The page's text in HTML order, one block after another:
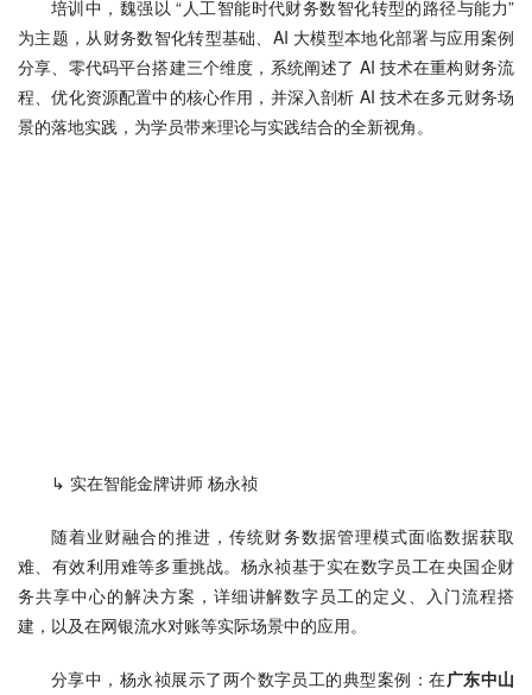
培训中，魏强以 “人工智能时代财务数智化转型的路径与能力”
为主题，从财务数智化转型基础、AI 大模型本地化部署与应用案例
分享、零代码平台搭建三个维度，系统阐述了 AI 技术在重构财务流
程、优化资源配置中的核心作用，并深入剖析 AI 技术在多元财务场
景的落地实践，为学员带来理论与实践结合的全新视角。
↳ 实在智能金牌讲师 杨永祯
随着业财融合的推进，传统财务数据管理模式面临数据获取
难、有效利用难等多重挑战。杨永祯基于实在数字员工在央国企财
务共享中心的解决方案，详细讲解数字员工的定义、入门流程搭
建，以及在网银流水对账等实际场景中的应用。
分享中，杨永祯展示了两个数字员工的典型案例：在广东中山